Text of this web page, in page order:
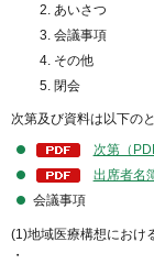
あいさつ
会議事項
その他
閉会
次第及び資料は以下の
次第（
出席者名
会議事項
(1)地域医療構想におけ
・